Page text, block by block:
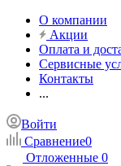
О компании
Акции
Оплата и
Сервисные
Контакты
...
Войти
Сравнение0
Отложенные 0